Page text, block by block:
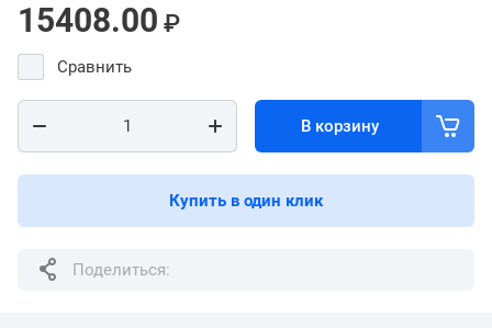
15408.00 ₽
Сравнить
В корзину
Купить в один клик
Поделиться: